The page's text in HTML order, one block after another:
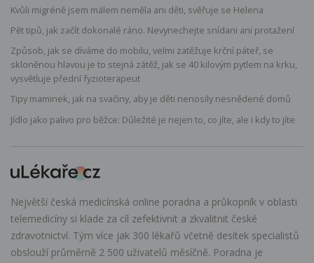
Kvůli migréně jsem málem neměla ani děti, svěřuje se Helena
Pět tipů, jak začít dokonalé ráno. Nevynechejte snídani ani protažení
Způsob, jak se díváme do mobilu, velmi zatěžuje krční páteř, se
skloněnou hlavou je to stejná zátěž, jak se 40 kilovým pytlem na krku,
vysvětluje přední fyzioterapeut
Tipy maminek, jak na svačiny, aby je děti nenosily nesnědené domů
Jídlo jako palivo pro běžce: Důležité je nejen to, co jíte, ale i kdy to jíte
Největší česká medicínská online poradna a průkopník v oblasti
telemedicíny si klade za cíl zefektivnit a zkvalitnit české
zdravotnictví. Tým více jak 300 lékařů včetně desítek specialistů
obslouží průměrně 2 500 uživatelů měsíčně. Poradna je